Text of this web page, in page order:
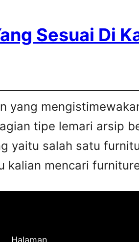
Sesuai Di
yang
tipe lemari arsip
yaitu salah satu
kalian mencari
Halaman